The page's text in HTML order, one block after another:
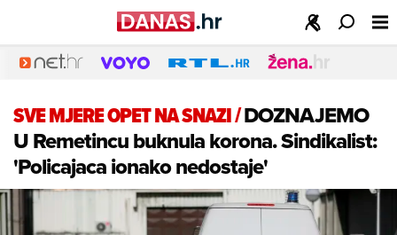
SVE MJERE OPET NA SNAZI/DOZNAJEMO
U Remetincu buknula korona. Sindikalist:
'Policajaca ionako nedostaje'